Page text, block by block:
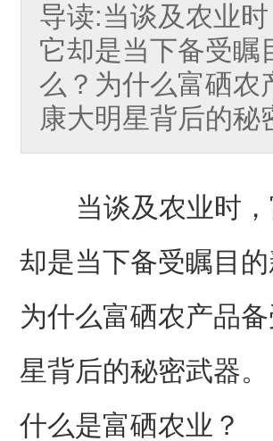
导读:当谈及农业
它却是当下备受瞩
么？为什么富硒农
康大明星背后的秘
当谈及农业时，
却是当下备受瞩目
为什么富硒农产品
星背后的秘密武器。
什么是富硒农业？